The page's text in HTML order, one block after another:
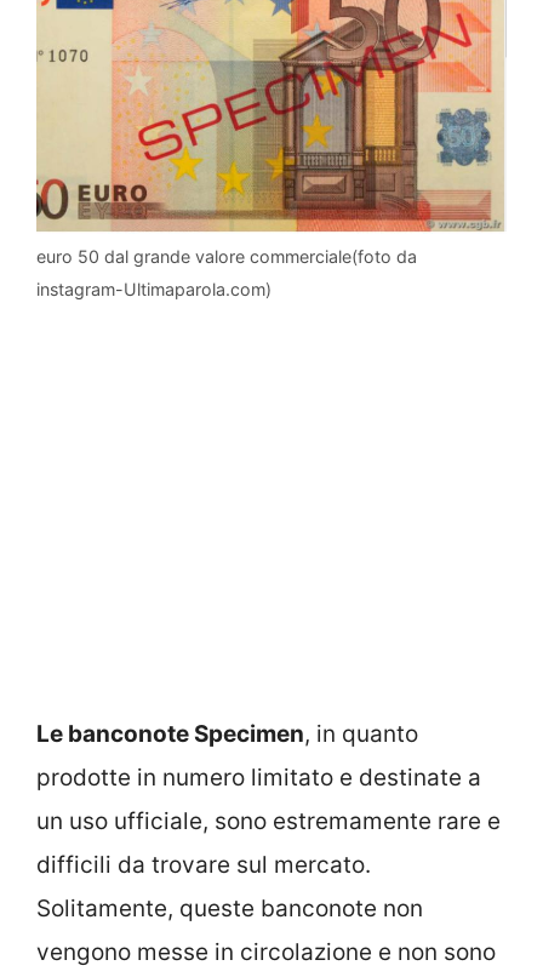
euro 50 dal grande valore commerciale(foto da
instagram-Ultimaparola.com)
Le banconote Specimen, in quanto
prodotte in numero limitato e destinate a
un uso ufficiale, sono estremamente rare e
difficili da trovare sul mercato.
Solitamente, queste banconote non
vengono messe in circolazione e non sono